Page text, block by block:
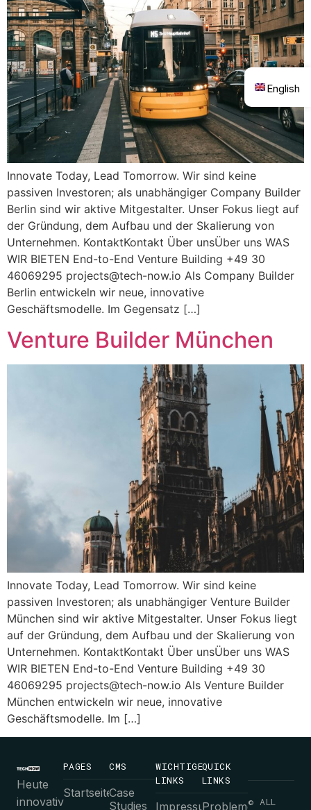
Innovate Today, Lead Tomorrow. Wir sind keine
passiven Investoren; als unabhängiger Company Builder
Berlin sind wir aktive Mitgestalter. Unser Fokus liegt auf
der Gründung, dem Aufbau und der Skalierung von
Unternehmen. KontaktKontakt Über unsÜber uns WAS
WIR BIETEN End-to-End Venture Building +49 30
46069295 projects@tech-now.io Als Company Builder
Berlin entwickeln wir neue, innovative
Geschäftsmodelle. Im Gegensatz […]
Venture Builder München
Innovate Today, Lead Tomorrow. Wir sind keine
passiven Investoren; als unabhängiger Venture Builder
München sind wir aktive Mitgestalter. Unser Fokus liegt
auf der Gründung, dem Aufbau und der Skalierung von
Unternehmen. KontaktKontakt Über unsÜber uns WAS
WIR BIETEN End-to-End Venture Building +49 30
46069295 projects@tech-now.io Als Venture Builder
München entwickeln wir neue, innovative
Geschäftsmodelle. Im […]
Heute
innovativ
PAGES
Startseite
CMS
Case
Studies
WICHTIGE
LINKS
Impressum
QUICK
LINKS
Probleme© ALL
English